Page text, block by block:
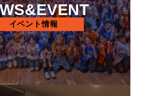
イベント情報